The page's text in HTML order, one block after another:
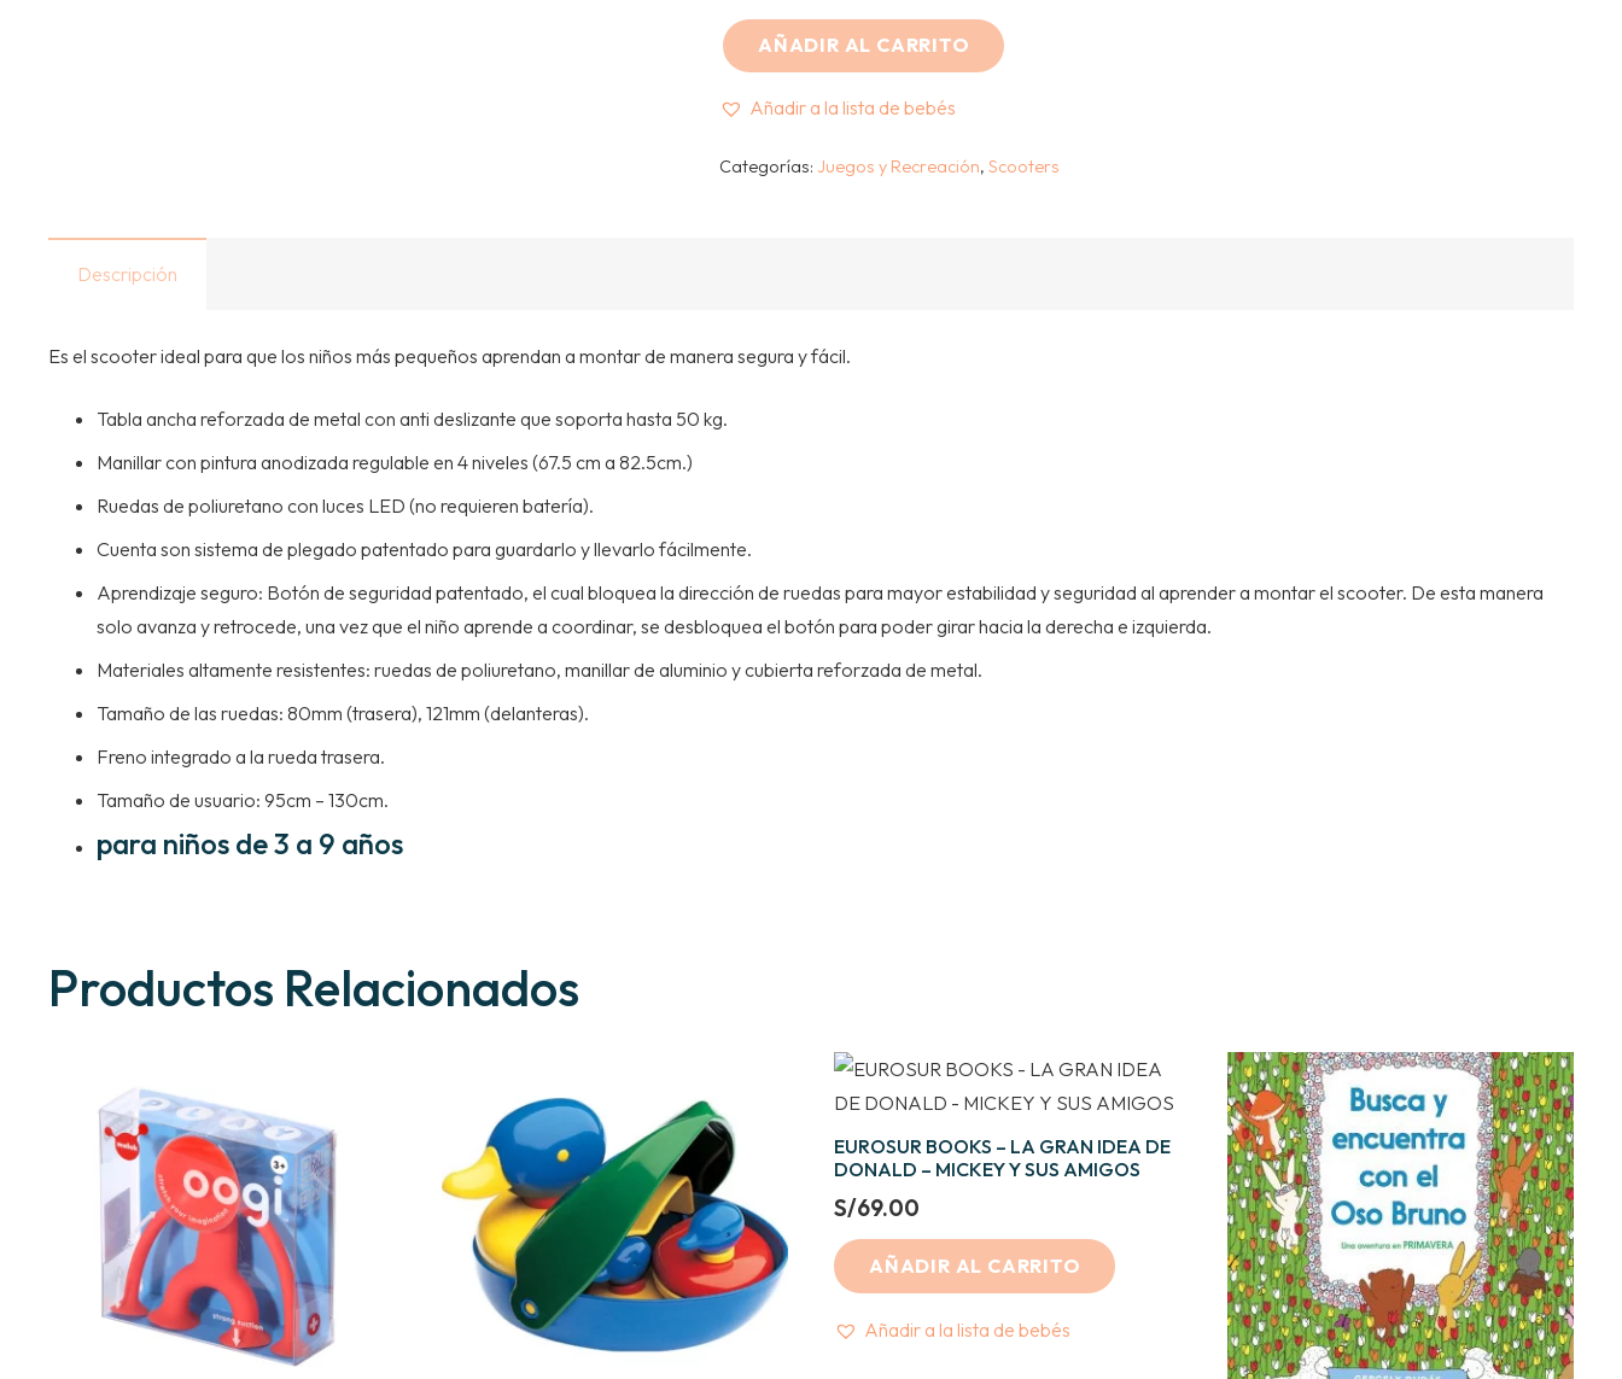
GLOBBER
ELITE
AÑADIR AL CARRITO
Añadir a la lista de bebés
Categorías:Juegos y Recreación,Scooters
Descripción
Es el scooter ideal para que los niños más pequeños aprendan a montar de manera segura y fácil.
Tabla ancha reforzada de metal con anti deslizante que soporta hasta 50 kg.
Manillar con pintura anodizada regulable en 4 niveles (67.5 cm a 82.5cm.)
Ruedas de poliuretano con luces LED (no requieren batería).
Cuenta son sistema de plegado patentado para guardarlo y llevarlo fácilmente.
Aprendizaje seguro: Botón de seguridad patentado, el cual bloquea la dirección de ruedas para mayor estabilidad y seguridad al aprender a montar el scooter. De esta manera
solo avanza y retrocede, una vez que el niño aprende a coordinar, se desbloquea el botón para poder girar hacia la derecha e izquierda.
Materiales altamente resistentes: ruedas de poliuretano, manillar de aluminio y cubierta reforzada de metal.
Tamaño de las ruedas: 80mm (trasera), 121mm (delanteras).
Freno integrado a la rueda trasera.
Tamaño de usuario: 95cm – 130cm.
para niños de 3 a 9 años
Productos Relacionados
EUROSUR BOOKS – LA GRAN IDEA DE
DONALD – MICKEY Y SUS AMIGOS
S/69.00
AÑADIR AL CARRITO
Añadir a la lista de bebés